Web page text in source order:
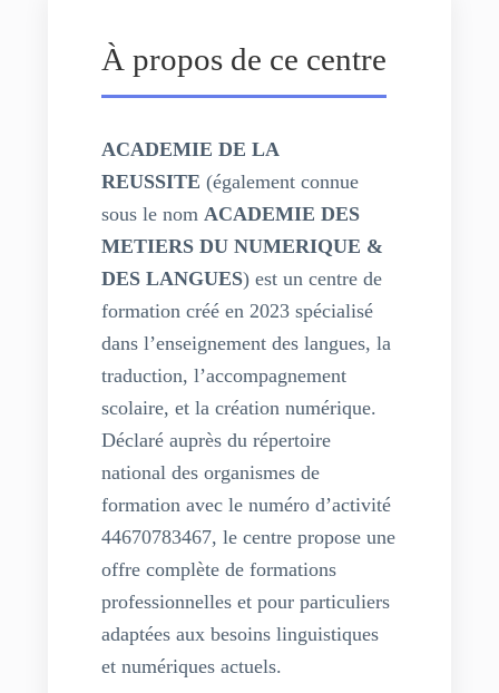
À propos de ce centre
ACADEMIE DE LA
REUSSITE (également connue
sous le nom ACADEMIE DES
METIERS DU NUMERIQUE &
DES LANGUES) est un centre de
formation créé en 2023 spécialisé
dans l’enseignement des langues, la
traduction, l’accompagnement
scolaire, et la création numérique.
Déclaré auprès du répertoire
national des organismes de
formation avec le numéro d’activité
44670783467, le centre propose une
offre complète de formations
professionnelles et pour particuliers
adaptées aux besoins linguistiques
et numériques actuels.